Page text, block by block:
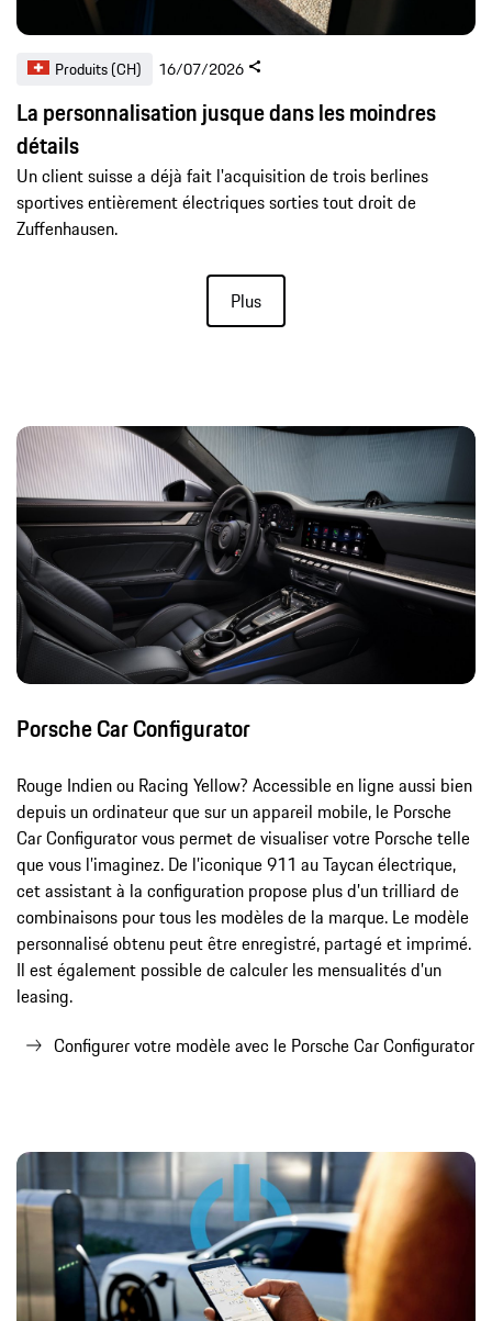
Produits (CH) 16/07/2026
La personnalisation jusque dans les moindres
détails
Un client suisse a déjà fait l'acquisition de trois berlines
sportives entièrement électriques sorties tout droit de
Zuffenhausen.
Plus
Porsche Car Configurator
Rouge Indien ou Racing Yellow? Accessible en ligne aussi bien
depuis un ordinateur que sur un appareil mobile, le Porsche
Car Configurator vous permet de visualiser votre Porsche telle
que vous l’imaginez. De l’iconique 911 au Taycan électrique,
cet assistant à la configuration propose plus d’un trilliard de
combinaisons pour tous les modèles de la marque. Le modèle
personnalisé obtenu peut être enregistré, partagé et imprimé.
Il est également possible de calculer les mensualités d’un
leasing.
Configurer votre modèle avec le Porsche Car Configurator